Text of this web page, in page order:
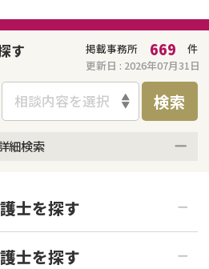
す 掲載事務所 669
件
更新日 : 2026年07月31日
相談内容を選択 検索
細検索
土日祝の相談可能
士を探す
士を探す